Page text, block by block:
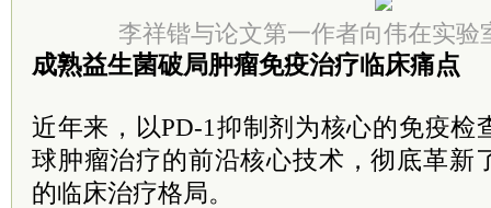
李祥锴与论文第一作者向伟在实验
成熟益生菌破局肿瘤免疫治疗临床痛点
近年来，以PD-1抑制剂为核心的免疫检
球肿瘤治疗的前沿核心技术，彻底革新
的临床治疗格局。